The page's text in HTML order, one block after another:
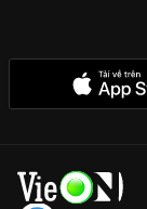
những kho bãi
Không đầy táo
Tiết tấu nhanh:
ứng dụng VieON.
Người Hùng Xí